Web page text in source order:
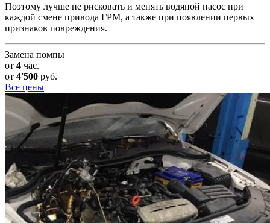
Поэтому лучше не рисковать и менять водяной насос при
каждой смене привода ГРМ, а также при появлении первых
признаков повреждения.
Замена помпы
от 4 час.
от 4'500 руб.
Все цены